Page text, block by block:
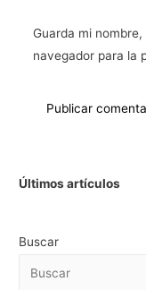
Guarda mi
navegador para la
Últimos artículos
Buscar